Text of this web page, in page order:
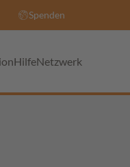
Spenden
HilfeNetzwerk